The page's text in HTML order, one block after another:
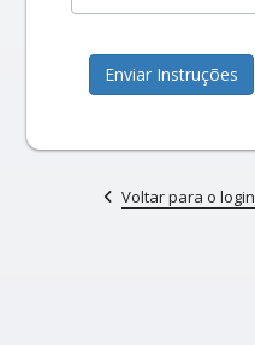
Enviar Instruções
Voltar para o login